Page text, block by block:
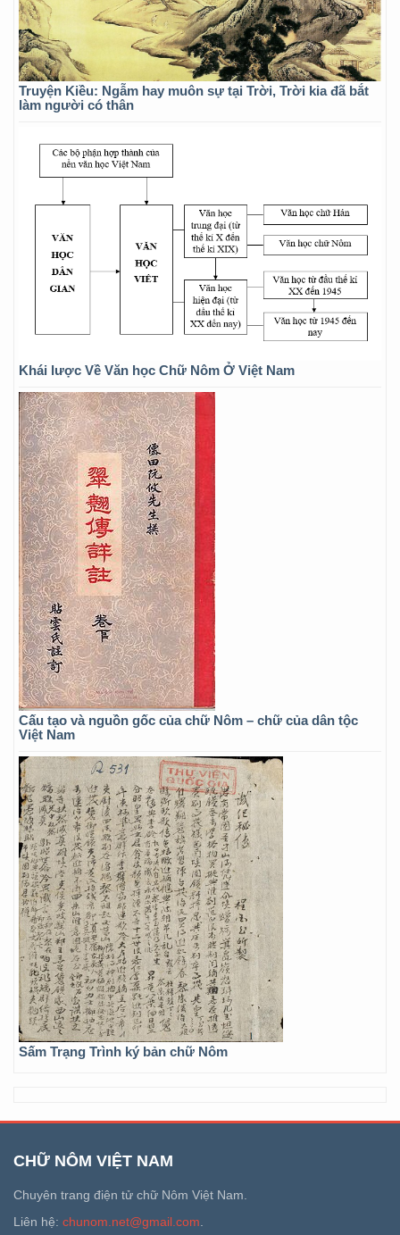
Truyện Kiều: Ngẫm hay muôn sự tại Trời, Trời kia đã bắt
làm người có thân
Khái lược Về Văn học Chữ Nôm Ở Việt Nam
Cấu tạo và nguồn gốc của chữ Nôm – chữ của dân tộc
Việt Nam
Sấm Trạng Trình ký bản chữ Nôm
CHỮ NÔM VIỆT NAM
Chuyên trang điện tử chữ Nôm Việt Nam.
Liên hệ: chunom.net@gmail.com